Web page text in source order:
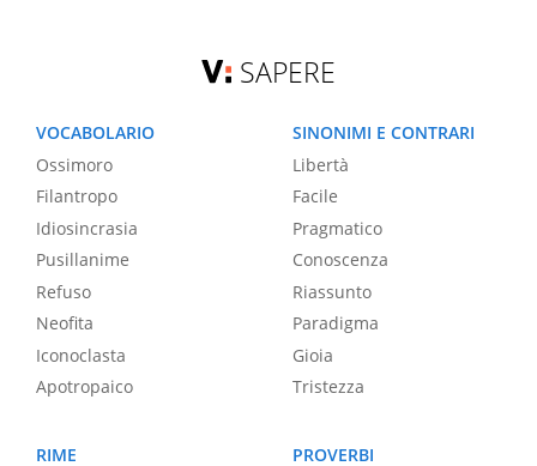
SAPERE
VOCABOLARIO
Ossimoro
Filantropo
Idiosincrasia
Pusillanime
Refuso
Neofita
Iconoclasta
Apotropaico
SINONIMI E CONTRARI
Libertà
Facile
Pragmatico
Conoscenza
Riassunto
Paradigma
Gioia
Tristezza
RIME
PROVERBI